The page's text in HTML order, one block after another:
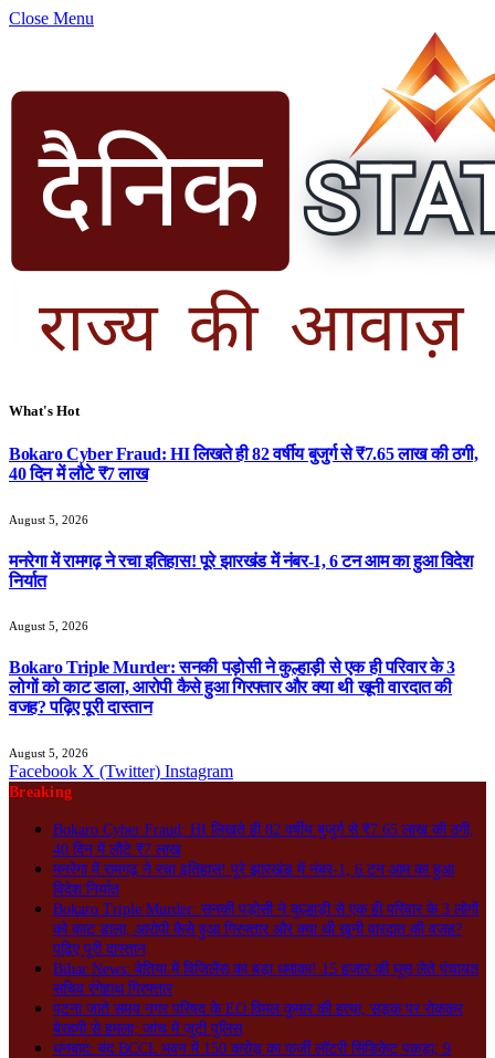
Close Menu
What's Hot
Bokaro Cyber Fraud: HI लिखते ही 82 वर्षीय बुजुर्ग से ₹7.65 लाख की ठगी,
40 दिन में लौटे ₹7 लाख
August 5, 2026
मनरेगा में रामगढ़ ने रचा इतिहास! पूरे झारखंड में नंबर-1, 6 टन आम का हुआ विदेश
निर्यात
August 5, 2026
Bokaro Triple Murder: सनकी पड़ोसी ने कुल्हाड़ी से एक ही परिवार के 3
लोगों को काट डाला, आरोपी कैसे हुआ गिरफ्तार और क्या थी खूनी वारदात की
वजह? पढ़िए पूरी दास्तान
August 5, 2026
Facebook X (Twitter) Instagram
Breaking
Bokaro Cyber Fraud: HI लिखते ही 82 वर्षीय बुजुर्ग से ₹7.65 लाख की ठगी,
40 दिन में लौटे ₹7 लाख
मनरेगा में रामगढ़ ने रचा इतिहास! पूरे झारखंड में नंबर-1, 6 टन आम का हुआ
विदेश निर्यात
Bokaro Triple Murder: सनकी पड़ोसी ने कुल्हाड़ी से एक ही परिवार के 3 लोगों
को काट डाला, आरोपी कैसे हुआ गिरफ्तार और क्या थी खूनी वारदात की वजह?
पढ़िए पूरी दास्तान
Bihar News: बेतिया में विजिलेंस का बड़ा धमाका! 15 हजार की घूस लेते पंचायत
सचिव रंगेहाथ गिरफ्तार
पटना जाते समय नगर परिषद के EO विमल कुमार की हत्या, सड़क पर रोककर
बेरहमी से हमला; जांच में जुटी पुलिस
धनबाद: बंद BCCL भवन में 150 करोड़ का फर्जी लॉटरी सिंडिकेट पकड़ा, 9